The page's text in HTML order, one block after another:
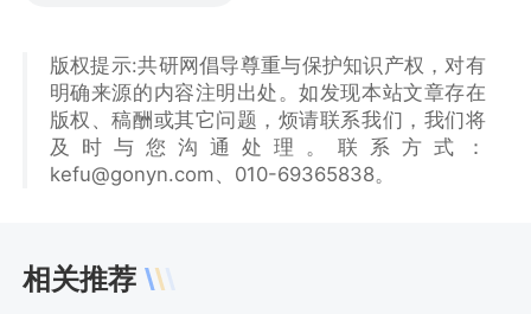
版权提示:共研网倡导尊重与保护知识产权，对有
明确来源的内容注明出处。如发现本站文章存在
版权、稿酬或其它问题，烦请联系我们，我们将
及时与您沟通处理。联系方式：
kefu@gonyn.com、010-69365838。
相关推荐